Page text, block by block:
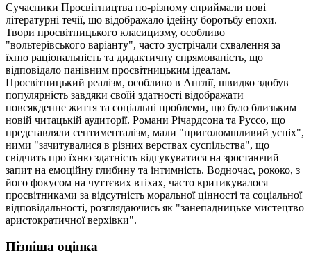
Сучасники Просвітництва по-різному сприймали нові
літературні течії, що відображало ідейну боротьбу епохи.
Твори просвітницького класицизму, особливо
"вольтерівського варіанту", часто зустрічали схвалення за
їхню раціональність та дидактичну спрямованість, що
відповідало панівним просвітницьким ідеалам.
Просвітницький реалізм, особливо в Англії, швидко здобув
популярність завдяки своїй здатності відображати
повсякденне життя та соціальні проблеми, що було близьким
новій читацькій аудиторії. Романи Річардсона та Руссо, що
представляли сентименталізм, мали "приголомшливий успіх",
ними "зачитувалися в різних верствах суспільства", що
свідчить про їхню здатність відгукуватися на зростаючий
запит на емоційну глибину та інтимність. Водночас, рококо, з
його фокусом на чуттєвих втіхах, часто критикувалося
просвітниками за відсутність моральної цінності та соціальної
відповідальності, розглядаючись як "занепадницьке мистецтво
аристократичної верхівки".
Пізніша оцінка